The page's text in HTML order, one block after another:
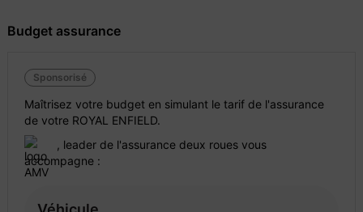
Budget assurance
Sponsorisé
Maîtrisez votre budget en simulant le tarif de l'assurance
de votre ROYAL ENFIELD.
, leader de l'assurance deux roues vous
accompagne :